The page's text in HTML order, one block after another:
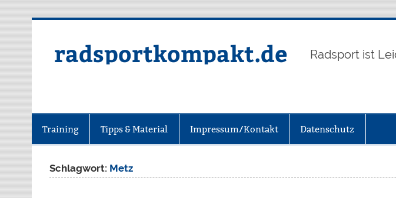
radsportkompakt.de Radsport ist
Training Tipps & Material Impressum/Kontakt Datenschutz
Schlagwort: Metz